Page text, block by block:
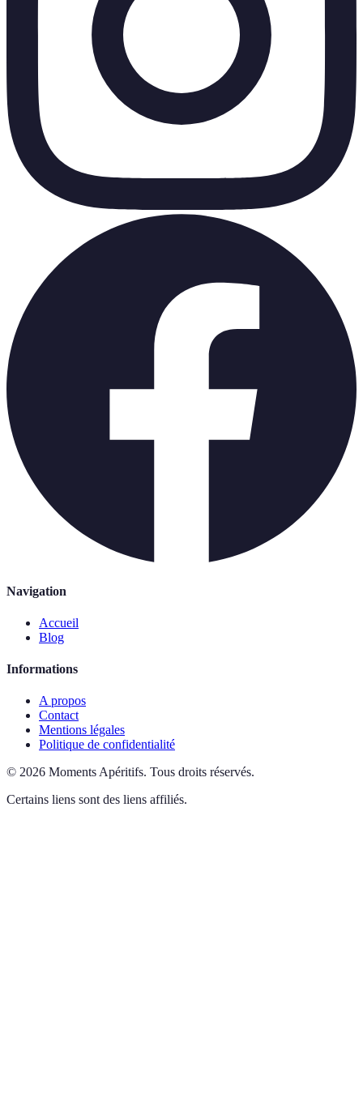
Navigation
Accueil
Blog
Informations
A propos
Contact
Mentions légales
Politique de confidentialité
© 2026 Moments Apéritifs. Tous droits réservés.
Certains liens sont des liens affiliés.